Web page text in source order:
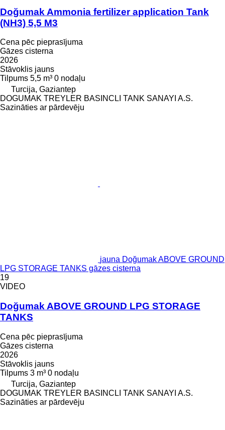
Doğumak Ammonia fertilizer application Tank
(NH3) 5,5 M3
Cena pēc pieprasījuma
Gāzes cisterna
2026
Stāvoklis jauns
Tilpums 5,5 m³ 0 nodaļu
Turcija, Gaziantep
DOGUMAK TREYLER BASINCLI TANK SANAYI A.S.
Sazināties ar pārdevēju
jauna Doğumak ABOVE GROUND
LPG STORAGE TANKS gāzes cisterna
19
VIDEO
Doğumak ABOVE GROUND LPG STORAGE
TANKS
Cena pēc pieprasījuma
Gāzes cisterna
2026
Stāvoklis jauns
Tilpums 3 m³ 0 nodaļu
Turcija, Gaziantep
DOGUMAK TREYLER BASINCLI TANK SANAYI A.S.
Sazināties ar pārdevēju